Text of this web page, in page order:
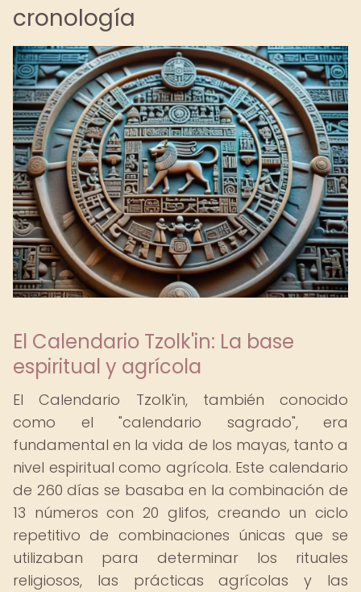
cronología
El Calendario Tzolk'in: La base
espiritual y agrícola
El Calendario Tzolk'in, también conocido
como el "calendario sagrado", era
fundamental en la vida de los mayas, tanto a
nivel espiritual como agrícola. Este calendario
de 260 días se basaba en la combinación de
13 números con 20 glifos, creando un ciclo
repetitivo de combinaciones únicas que se
utilizaban para determinar los rituales
religiosos, las prácticas agrícolas y las